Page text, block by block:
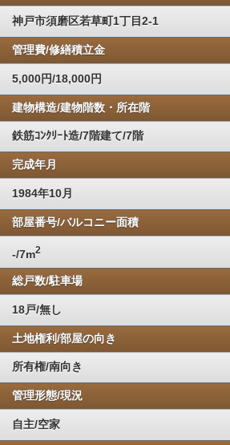
神戸市須磨区若草町1丁目2-1
管理費/修繕積立金
5,000円/18,000円
建物構造/建物階数・所在階
鉄筋ｺﾝｸﾘｰﾄ造/7階建て/7階
完成年月
1984年10月
部屋番号/バルコニー面積
-/7m2
総戸数/駐車場
18戸/無し
土地権利/部屋の向き
所有権/南向き
管理形態/現況
自主/空家